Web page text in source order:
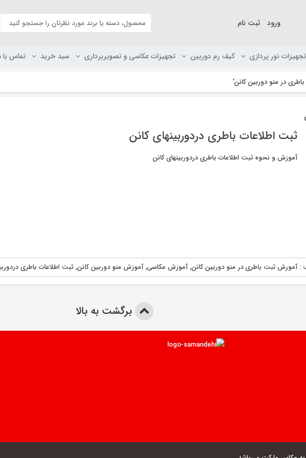
ورود ثبت نام
تجهیزات نور پردازی کیف رم دوربین تجهیزات عکاسی و تصویربرداری سبد خرید تماس با
در منو دوربین کانن'
ثبت اطلاعات باطری دردوربینهای کانن
آموزش و نحوه ثبت اطلاعات باطری دردوربینهای کانن
:آمورش ثبت باطری در منو دوربین کانن,آموزش عکاسی,آموزش منو دوربین کانن,ثبت اطلاعات باطری
برگشت به بالا